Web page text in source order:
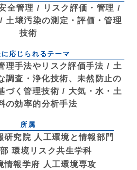
全管理 / リスク評価・管理 /
土壌汚染の測定・評価・管理
技術
に応じられるテーマ
理手法やリスク評価手法 / 土
調査・浄化技術、未然防止の
づく管理技術 / 大気・水・土
の効率的分析手法
所属
研究院 人工環境と情報部門
環境リスク共生学科
情報学府 人工環境専攻